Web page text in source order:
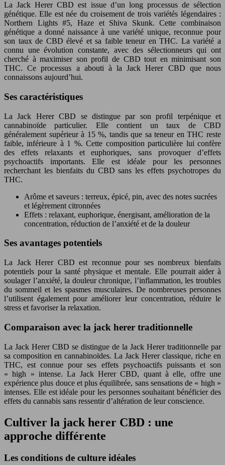
La Jack Herer CBD est issue d’un long processus de sélection
génétique. Elle est née du croisement de trois variétés légendaires :
Northern Lights #5, Haze et Shiva Skunk. Cette combinaison
génétique a donné naissance à une variété unique, reconnue pour
son taux de CBD élevé et sa faible teneur en THC. La variété a
connu une évolution constante, avec des sélectionneurs qui ont
cherché à maximiser son profil de CBD tout en minimisant son
THC. Ce processus a abouti à la Jack Herer CBD que nous
connaissons aujourd’hui.
Ses caractéristiques
La Jack Herer CBD se distingue par son profil terpénique et
cannabinoïde particulier. Elle contient un taux de CBD
généralement supérieur à 15 %, tandis que sa teneur en THC reste
faible, inférieure à 1 %. Cette composition particulière lui confère
des effets relaxants et euphoriques, sans provoquer d’effets
psychoactifs importants. Elle est idéale pour les personnes
recherchant les bienfaits du CBD sans les effets psychotropes du
THC.
Arôme et saveurs : terreux, épicé, pin, avec des notes sucrées
et légèrement citronnées
Effets : relaxant, euphorique, énergisant, amélioration de la
concentration, réduction de l’anxiété et de la douleur
Ses avantages potentiels
La Jack Herer CBD est reconnue pour ses nombreux bienfaits
potentiels pour la santé physique et mentale. Elle pourrait aider à
soulager l’anxiété, la douleur chronique, l’inflammation, les troubles
du sommeil et les spasmes musculaires. De nombreuses personnes
l’utilisent également pour améliorer leur concentration, réduire le
stress et favoriser la relaxation.
Comparaison avec la jack herer traditionnelle
La Jack Herer CBD se distingue de la Jack Herer traditionnelle par
sa composition en cannabinoïdes. La Jack Herer classique, riche en
THC, est connue pour ses effets psychoactifs puissants et son
« high » intense. La Jack Herer CBD, quant à elle, offre une
expérience plus douce et plus équilibrée, sans sensations de « high »
intenses. Elle est idéale pour les personnes souhaitant bénéficier des
effets du cannabis sans ressentir d’altération de leur conscience.
Cultiver la jack herer CBD : une
approche différente
Les conditions de culture idéales